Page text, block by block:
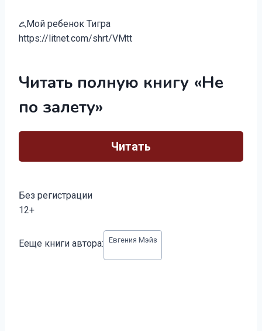
꧖Мой ребенок Тигра
https://litnet.com/shrt/VMtt
Читать полную книгу «Не
по залету»
Читать
Без регистрации
12+
записи:
Ееще книги автора: Евгения Мэйз